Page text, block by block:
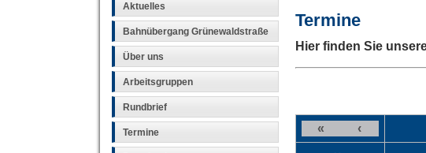
Aktuelles
Bahnübergang Grünewaldstraße
Über uns
Arbeitsgruppen
Rundbrief
Termine
Termine
Hier finden Sie
« ‹